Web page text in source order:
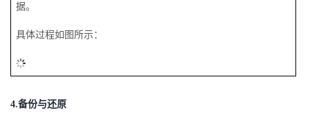
据。
具体过程如图所示：
4.备份与还原